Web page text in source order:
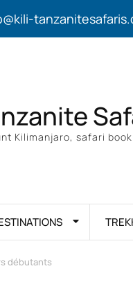
Kilimanjaro, safari
débutants